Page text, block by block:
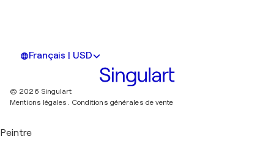
Français | USD
© 2026 Singulart
Mentions légales. Conditions générales de vente
Peintre